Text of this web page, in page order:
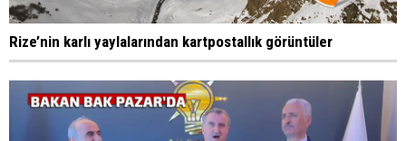
Rize’nin karlı yaylalarından kartpostallık görüntüler